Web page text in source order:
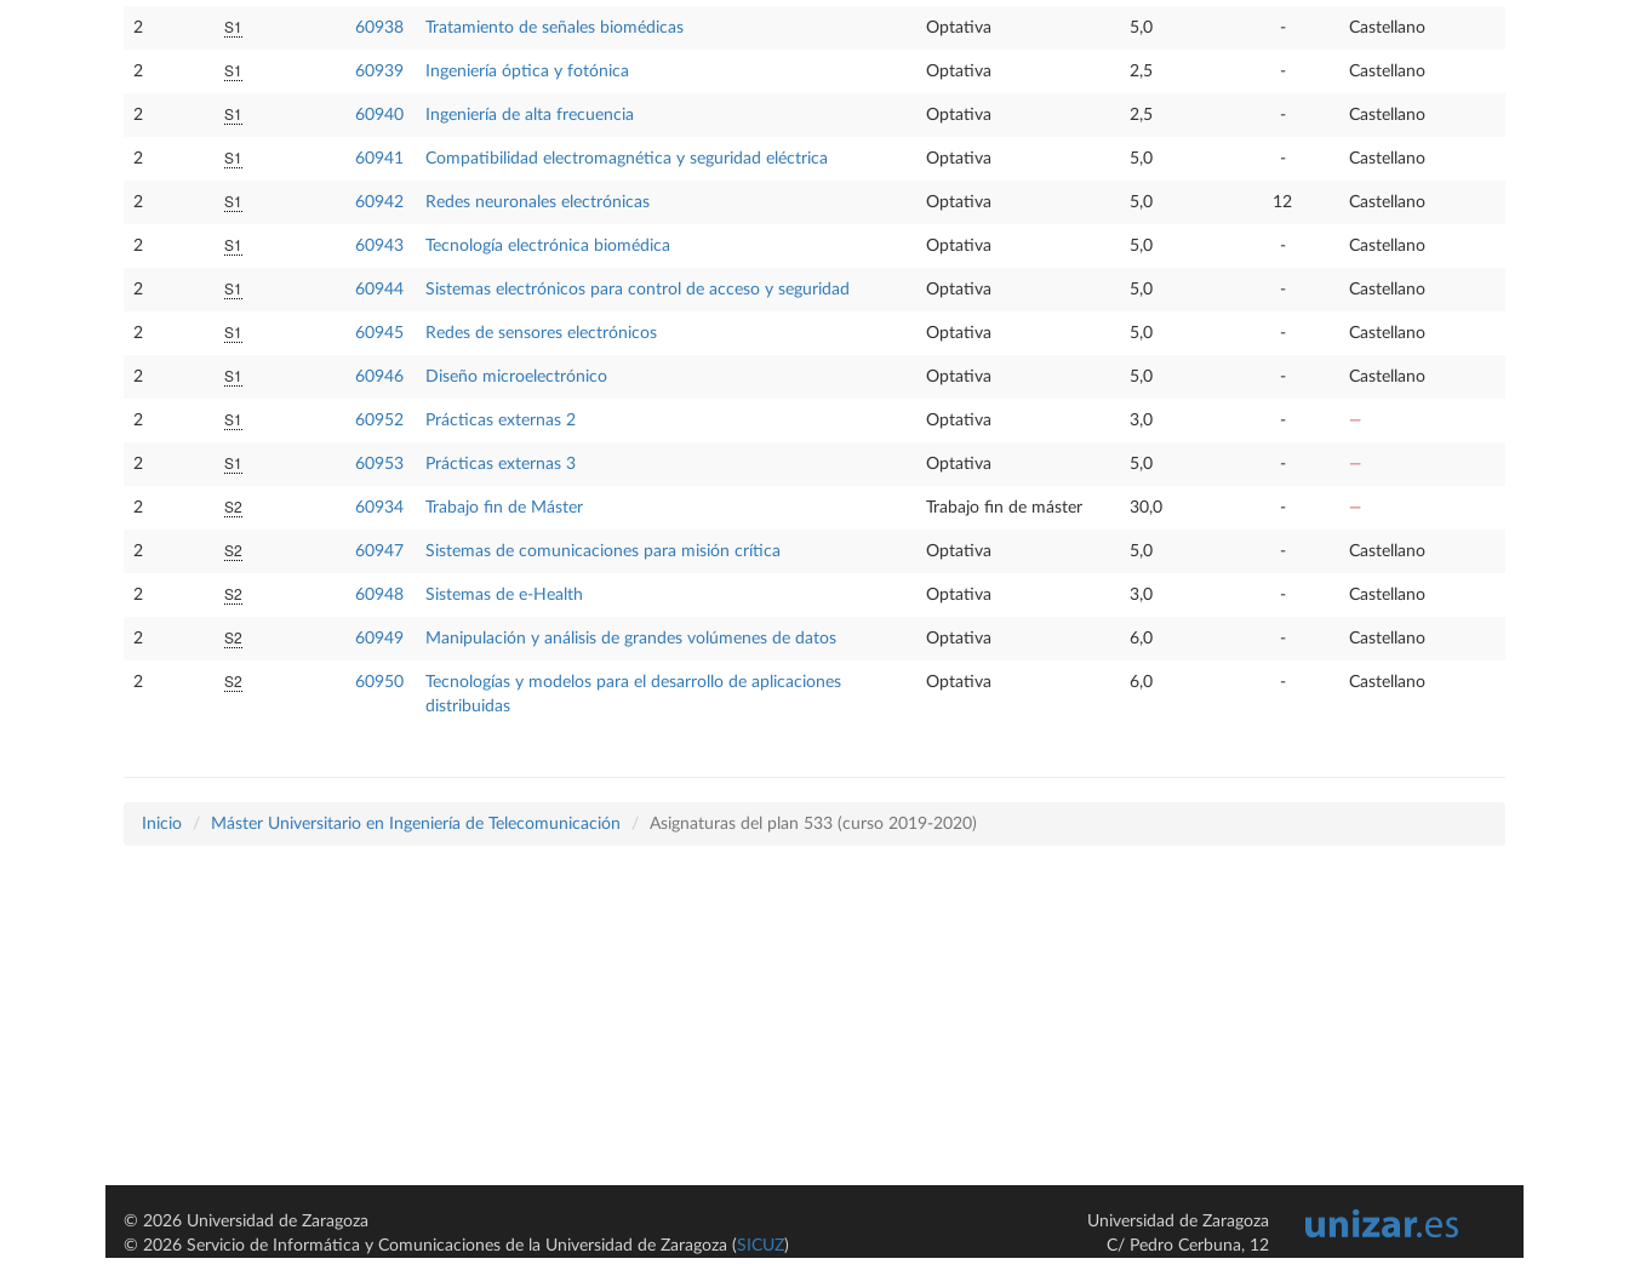
2 S1 60938 Tratamiento de señales biomédicas Optativa 5,0 - Castellano
2 S1 60939 Ingeniería óptica y fotónica Optativa 2,5 - Castellano
2 S1 60940 Ingeniería de alta frecuencia Optativa 2,5 - Castellano
2 S1 60941 Compatibilidad electromagnética y seguridad eléctrica Optativa 5,0 - Castellano
2 S1 60942 Redes neuronales electrónicas Optativa 5,0 12 Castellano
2 S1 60943 Tecnología electrónica biomédica Optativa 5,0 - Castellano
2 S1 60944 Sistemas electrónicos para control de acceso y seguridad Optativa 5,0 - Castellano
2 S1 60945 Redes de sensores electrónicos Optativa 5,0 - Castellano
2 S1 60946 Diseño microelectrónico Optativa 5,0 - Castellano
2 S1 60952 Prácticas externas 2 Optativa 3,0 - —
2 S1 60953 Prácticas externas 3 Optativa 5,0 - —
2 S2 60934 Trabajo fin de Máster Trabajo fin de máster 30,0 - —
2 S2 60947 Sistemas de comunicaciones para misión crítica Optativa 5,0 - Castellano
2 S2 60948 Sistemas de e-Health Optativa 3,0 - Castellano
2 S2 60949 Manipulación y análisis de grandes volúmenes de datos Optativa 6,0 - Castellano
2 S2 60950
Tecnologías y modelos para el desarrollo de aplicaciones
distribuidas
Optativa 6,0 - Castellano
Inicio Máster Universitario en Ingeniería de Telecomunicación Asignaturas del plan 533 (curso 2019-2020)
© 2026 Universidad de Zaragoza
© 2026 Servicio de Informática y Comunicaciones de la Universidad de Zaragoza (SICUZ)
Universidad de Zaragoza
C/ Pedro Cerbuna, 12